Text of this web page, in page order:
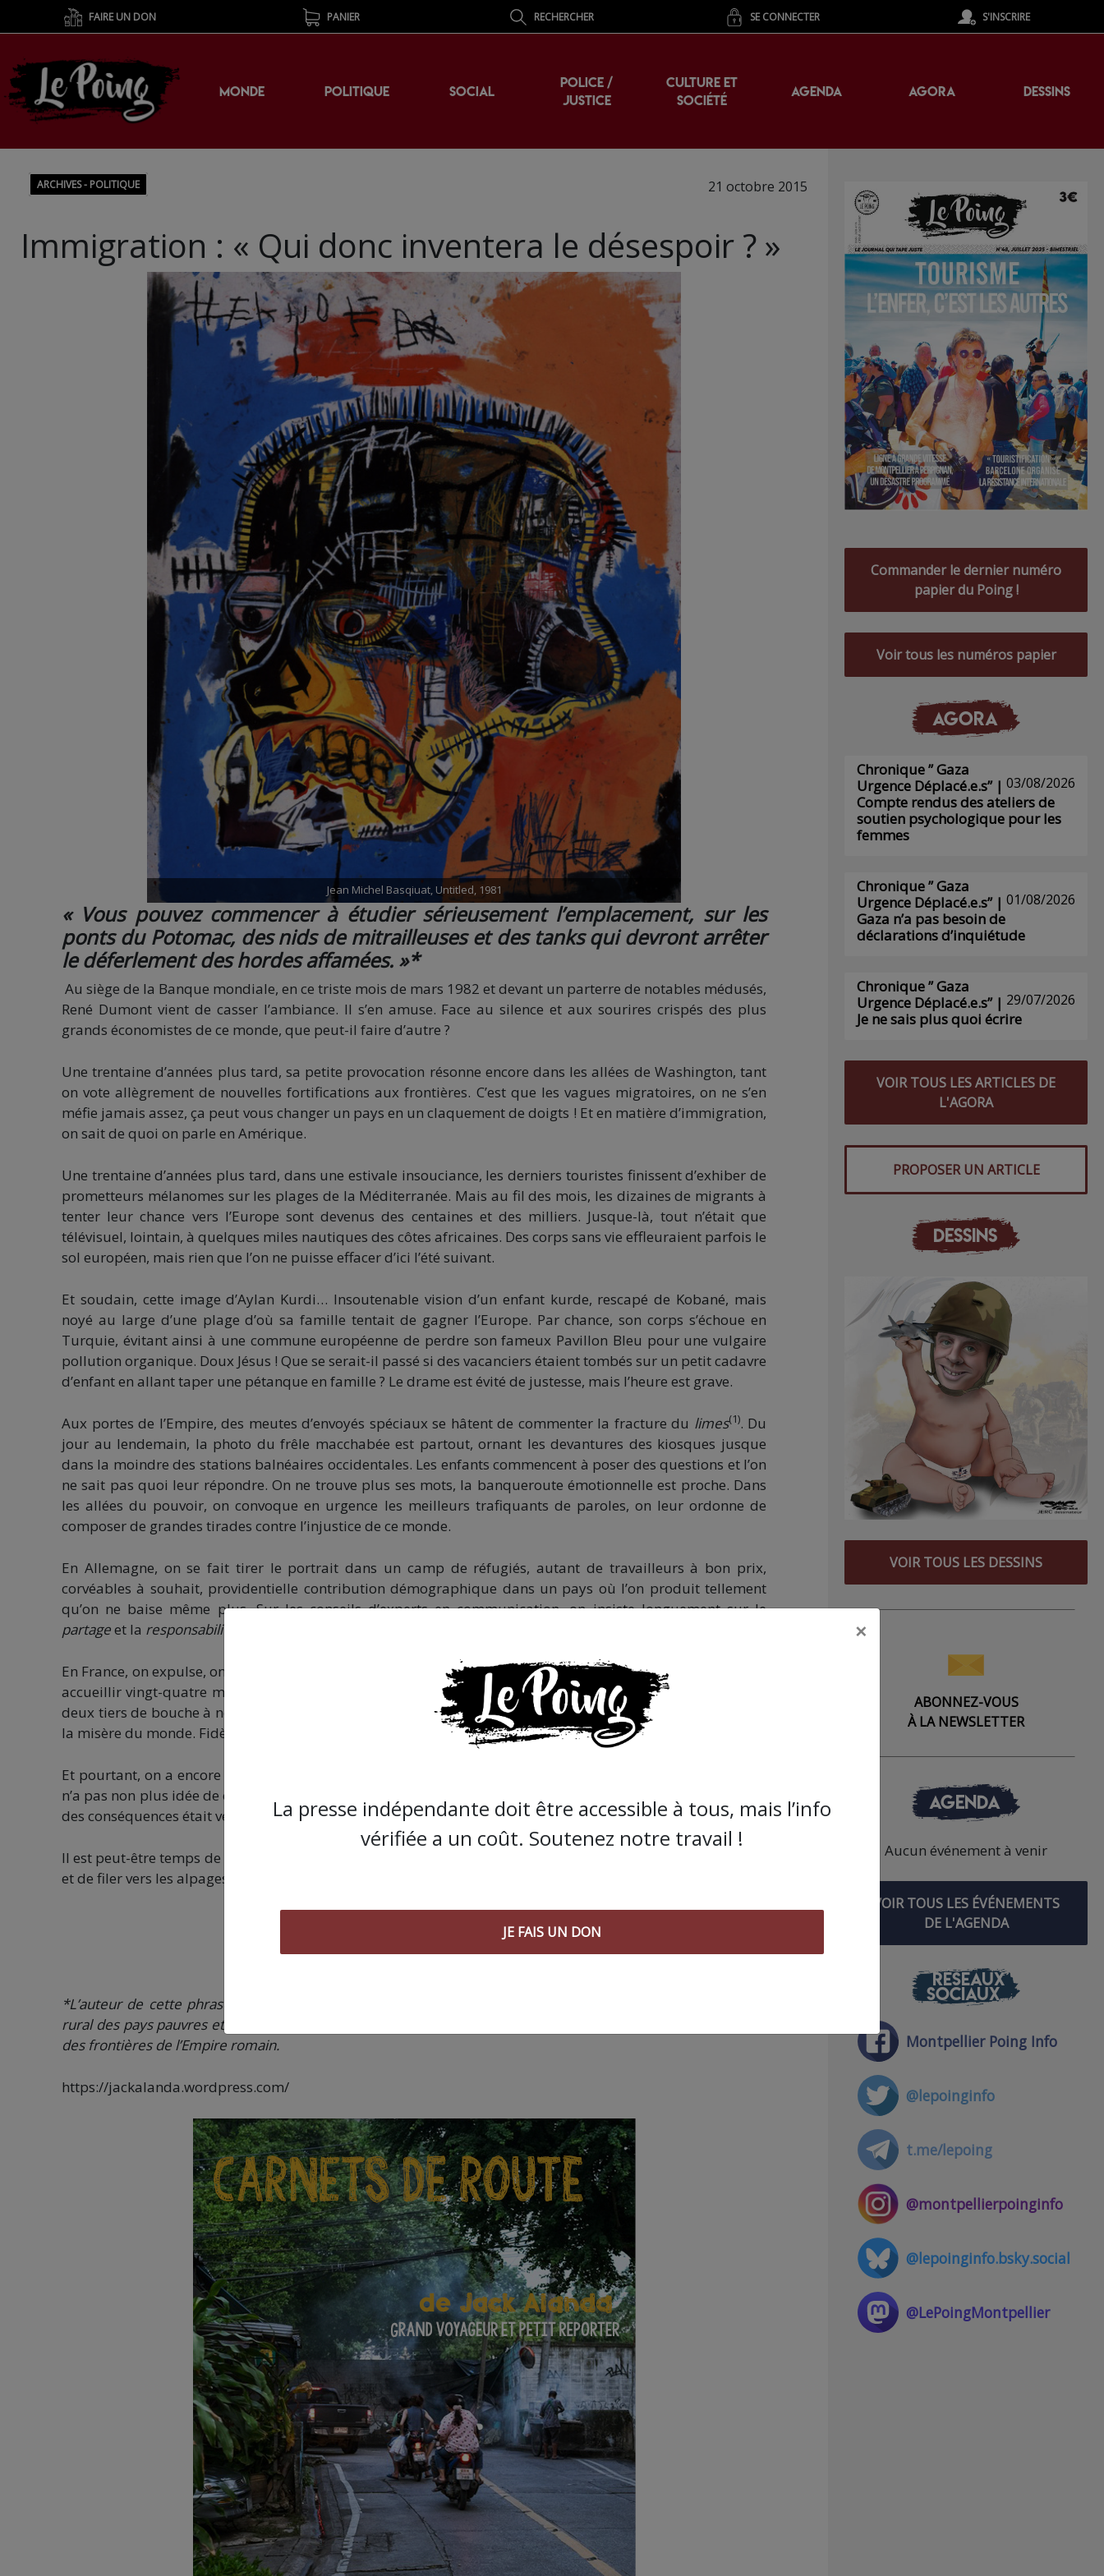
FAIRE UN DON PANIER RECHERCHER SE CONNECTER S'INSCRIRE
MONDE POLITIQUE SOCIAL
POLICE /
JUSTICE
CULTURE ET
SOCIÉTÉ
AGENDA AGORA DESSINS
ARCHIVES - POLITIQUE 21 octobre 2015
Immigration : « Qui donc inventera le désespoir ? »
Jean Michel Basqiuat, Untitled, 1981
« Vous pouvez commencer à étudier sérieusement l’emplacement, sur les
ponts du Potomac, des nids de mitrailleuses et des tanks qui devront arrêter
le déferlement des hordes affamées. »*
Au siège de la Banque mondiale, en ce triste mois de mars 1982 et devant un parterre de notables médusés,
René Dumont vient de casser l’ambiance. Il s’en amuse. Face au silence et aux sourires crispés des plus
grands économistes de ce monde, que peut-il faire d’autre ?
Une trentaine d’années plus tard, sa petite provocation résonne encore dans les allées de Washington, tant
on vote allègrement de nouvelles fortifications aux frontières. C’est que les vagues migratoires, on ne s’en
méfie jamais assez, ça peut vous changer un pays en un claquement de doigts ! Et en matière d’immigration,
on sait de quoi on parle en Amérique.
Une trentaine d’années plus tard, dans une estivale insouciance, les derniers touristes finissent d’exhiber de
prometteurs mélanomes sur les plages de la Méditerranée. Mais au fil des mois, les dizaines de migrants à
tenter leur chance vers l’Europe sont devenus des centaines et des milliers. Jusque-là, tout n’était que
télévisuel, lointain, à quelques miles nautiques des côtes africaines. Des corps sans vie effleuraient parfois le
sol européen, mais rien que l’on ne puisse effacer d’ici l’été suivant.
Et soudain, cette image d’Aylan Kurdi… Insoutenable vision d’un enfant kurde, rescapé de Kobané, mais
noyé au large d’une plage d’où sa famille tentait de gagner l’Europe. Par chance, son corps s’échoue en
Turquie, évitant ainsi à une commune européenne de perdre son fameux Pavillon Bleu pour une vulgaire
pollution organique. Doux Jésus ! Que se serait-il passé si des vacanciers étaient tombés sur un petit cadavre
d’enfant en allant taper une pétanque en famille ? Le drame est évité de justesse, mais l’heure est grave.
Aux portes de l’Empire, des meutes d’envoyés spéciaux se hâtent de commenter la fracture du limes(1). Du
jour au lendemain, la photo du frêle macchabée est partout, ornant les devantures des kiosques jusque
dans la moindre des stations balnéaires occidentales. Les enfants commencent à poser des questions et l’on
ne sait pas quoi leur répondre. On ne trouve plus ses mots, la banqueroute émotionnelle est proche. Dans
les allées du pouvoir, on convoque en urgence les meilleurs trafiquants de paroles, on leur ordonne de
composer de grandes tirades contre l’injustice de ce monde.
En Allemagne, on se fait tirer le portrait dans un camp de réfugiés, autant de travailleurs à bon prix,
corvéables à souhait, providentielle contribution démographique dans un pays où l’on produit tellement
qu’on ne baise même plus. Sur les conseils d’experts en communication, on insiste longuement sur le
partageet la responsabilité.
En France, on expulse, on frappe, on arrache, on gaze un peu partout, mais l’on consent du bout des lèvres à
accueillir vingt-quatre mille malheureux. Dans un pays de trente-six milles communes, c’est tout de même
deux tiers de bouche à nourrir par patelin ! Et, c’est maintenant un proverbe, on ne peut pas accueillir toute
la misère du monde. Fidèle à son hypocrisie multiséculaire, le pays parle d’humanismeet de
Et pourtant, on a encore rien vu. On n’a pas connu une moitié de son pays sur les routes ou à la guerre. On
n’a pas non plus idée de ce que seront les vagues migratoires quand le climat sera en déroute. Et si le temps
des conséquences était venu ?
Il est peut-être temps de relire ou de découvrir l’œuvre de René Dumont. Ou de prendre ses disques de Ferré
et de filer vers les alpages.
*L’auteur de cette phrase, René Dumont, est un agronome connu pur son combat pour le développement
rural des pays pauvres et son engagement écologiste. (1) Système de fortifications établi au long de certaines
des frontières de l’Empire romain.
https://jackalanda.wordpress.com/
Commander le dernier numéro
papier du Poing !
Voir tous les numéros papier
AGORA
03/08/2026
Chronique ” Gaza
Urgence Déplacé.e.s” |
Compte rendus des ateliers de
soutien psychologique pour les
femmes
01/08/2026
Chronique ” Gaza
Urgence Déplacé.e.s” |
Gaza n’a pas besoin de
déclarations d’inquiétude
29/07/2026
Chronique ” Gaza
Urgence Déplacé.e.s” |
Je ne sais plus quoi écrire
VOIR TOUS LES ARTICLES DE
L'AGORA
PROPOSER UN ARTICLE
DESSINS
VOIR TOUS LES DESSINS
ABONNEZ-VOUS
À LA NEWSLETTER
AGENDA
Aucun événement à venir
VOIR TOUS LES ÉVÉNEMENTS
DE L'AGENDA
RÉSEAUX
SOCIAUX
Montpellier Poing Info
@lepoinginfo
t.me/lepoing
@montpellierpoinginfo
@lepoinginfo.bsky.social
@LePoingMontpellier
×
La presse indépendante doit être accessible à tous, mais l’info
vérifiée a un coût. Soutenez notre travail !
JE FAIS UN DON